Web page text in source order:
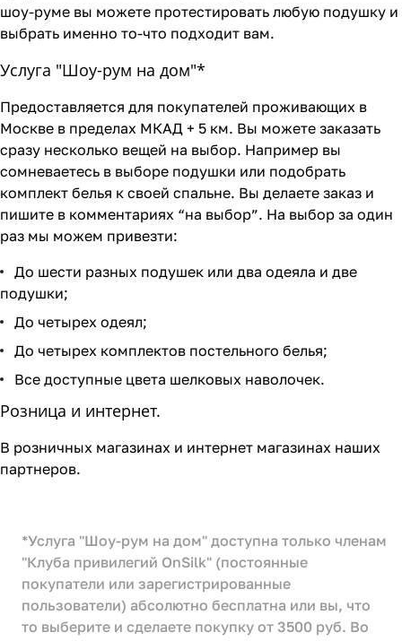
шоу-руме вы можете протестировать любую подушку и
выбрать именно то-что подходит вам.
Услуга "Шоу-рум на дом"*
Предоставляется для покупателей проживающих в
Москве в пределах МКАД + 5 км. Вы можете заказать
сразу несколько вещей на выбор. Например вы
сомневаетесь в выборе подушки или подобрать
комплект белья к своей спальне. Вы делаете заказ и
пишите в комментариях “на выбор”. На выбор за один
раз мы можем привезти:
До шести разных подушек или два одеяла и две
подушки;
До четырех одеял;
До четырех комплектов постельного белья;
Все доступные цвета шелковых наволочек.
Розница и интернет.
В розничных магазинах и интернет магазинах наших
партнеров.
*Услуга "Шоу-рум на дом" доступна только членам
"Клуба привилегий OnSilk" (постоянные
покупатели или зарегистрированные
пользователи) абсолютно бесплатна или вы, что
то выберите и сделаете покупку от 3500 руб. Во